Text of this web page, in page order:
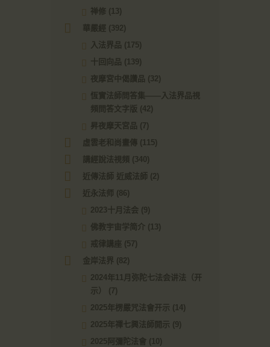
禅修 (13)
華嚴經 (392)
入法界品 (175)
十回向品 (139)
夜摩宮中偈讚品 (32)
恆實法師問答集——入法界品視
頻問答文字版 (42)
昇夜摩天宮品 (7)
虛雲老和尚畫傳 (115)
講經說法視頻
(340)
近傳法師 近威法師 (2)
近永法师
(86)
2023十月法会 (9)
佛教宇宙学简介 (13)
戒律講座 (57)
金岸法界 (82)
2024年11月弥陀七法会讲法（开
示）
(7)
2025年楞嚴咒法會开示 (14)
2025年禪七興法師開示 (9)
2025阿彌陀法會 (10)